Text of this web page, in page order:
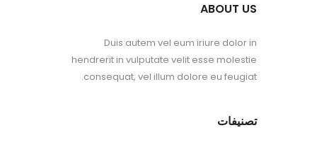
ABOUT US
Duis autem vel eum iriure dolor in
hendrerit in vulputate velit esse molestie
consequat, vel illum dolore eu feugiat.
تصنيفات